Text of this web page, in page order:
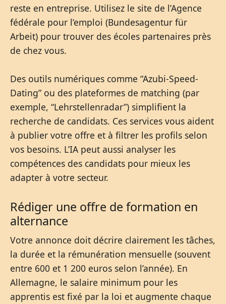
reste en entreprise. Utilisez le site de l’Agence
fédérale pour l’emploi (Bundesagentur für
Arbeit) pour trouver des écoles partenaires près
de chez vous.
Des outils numériques comme “Azubi-Speed-
Dating” ou des plateformes de matching (par
exemple, “Lehrstellenradar”) simplifient la
recherche de candidats. Ces services vous aident
à publier votre offre et à filtrer les profils selon
vos besoins. L’IA peut aussi analyser les
compétences des candidats pour mieux les
adapter à votre secteur.
Rédiger une offre de formation en
alternance
Votre annonce doit décrire clairement les tâches,
la durée et la rémunération mensuelle (souvent
entre 600 et 1 200 euros selon l’année). En
Allemagne, le salaire minimum pour les
apprentis est fixé par la loi et augmente chaque